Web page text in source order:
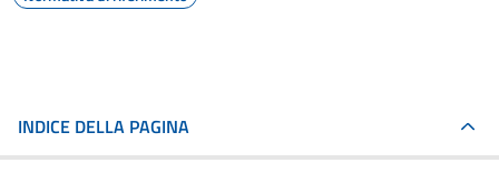
INDICE DELLA PAGINA